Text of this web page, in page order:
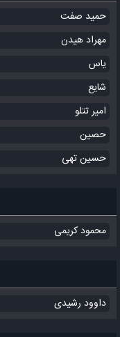
حمید صفت
مهراد هیدن
یاس
شایع
امیر تتلو
حصین
حسین تهی
محمود کریمی
داوود رشیدی